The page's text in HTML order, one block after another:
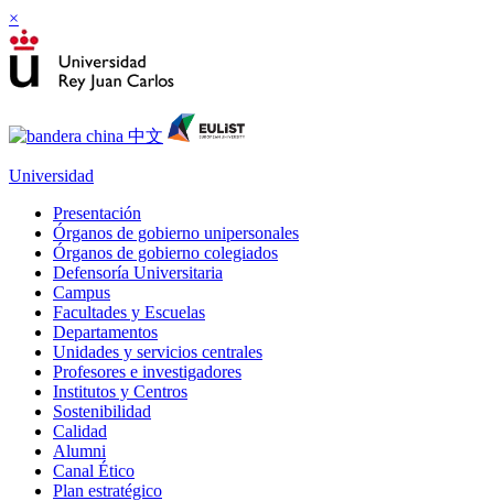
×
Universidad
Presentación
Órganos de gobierno unipersonales
Órganos de gobierno colegiados
Defensoría Universitaria
Campus
Facultades y Escuelas
Departamentos
Unidades y servicios centrales
Profesores e investigadores
Institutos y Centros
Sostenibilidad
Calidad
Alumni
Canal Ético
Plan estratégico